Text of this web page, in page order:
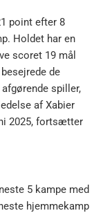
point efter 8
Holdet har en
scoret 19 mål
de
spiller,
af Xabier
2025, fortsætter
5 kampe med
hjemmekamp